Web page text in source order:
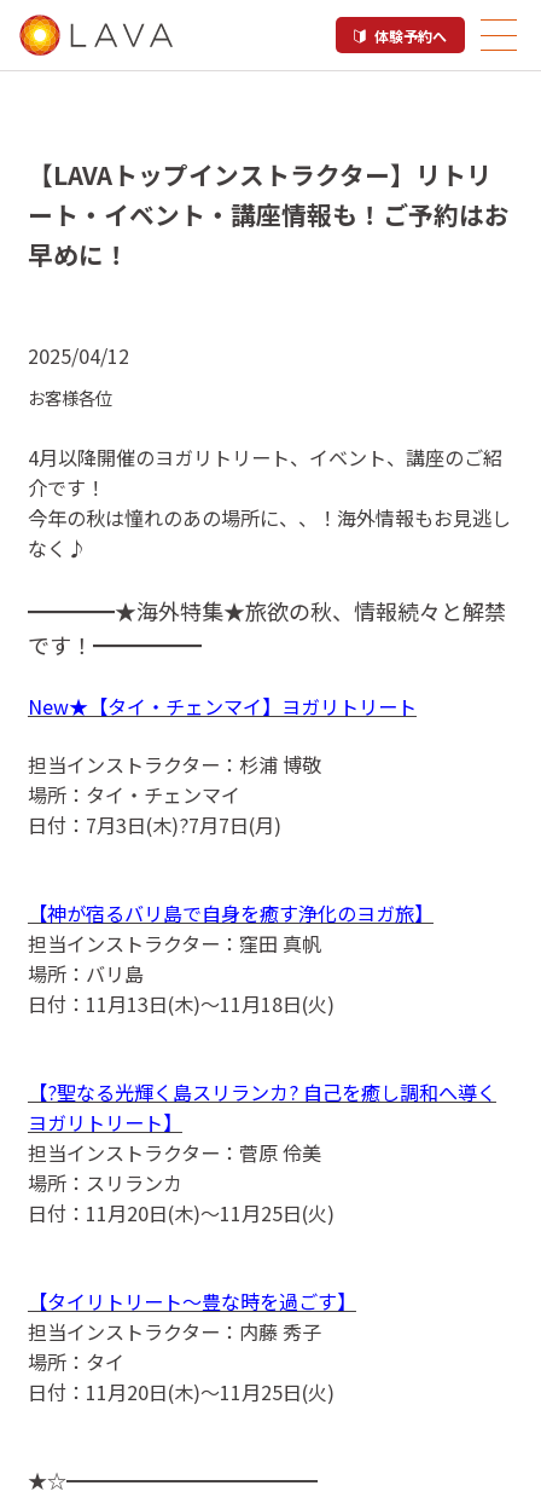
体験予約へ
【LAVAトップインストラクター】リトリ
ート・イベント・講座情報も！ご予約はお
早めに！
2025/04/12
お客様各位
4月以降開催のヨガリトリート、イベント、講座のご紹
介です！
今年の秋は憧れのあの場所に、、！海外情報もお見逃し
なく♪
━━━━★海外特集★旅欲の秋、情報続々と解禁
です！━━━━━
New★【タイ・チェンマイ】ヨガリトリート
担当インストラクター：杉浦 博敬
場所：タイ・チェンマイ
日付：7月3日(木)?7月7日(月)
【神が宿るバリ島で自身を癒す浄化のヨガ旅】
担当インストラクター：窪田 真帆
場所：バリ島
日付：11月13日(木)〜11月18日(火)
【?聖なる光輝く島スリランカ? 自己を癒し調和へ導く
ヨガリトリート】
担当インストラクター：菅原 伶美
場所：スリランカ
日付：11月20日(木)〜11月25日(火)
【タイリトリート〜豊な時を過ごす】
担当インストラクター：内藤 秀子
場所：タイ
日付：11月20日(木)〜11月25日(火)
★☆━━━━━━━━━━━━━